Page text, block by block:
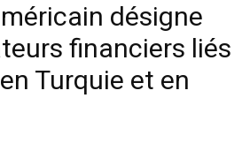
désigne
financiers liés
Turquie et en